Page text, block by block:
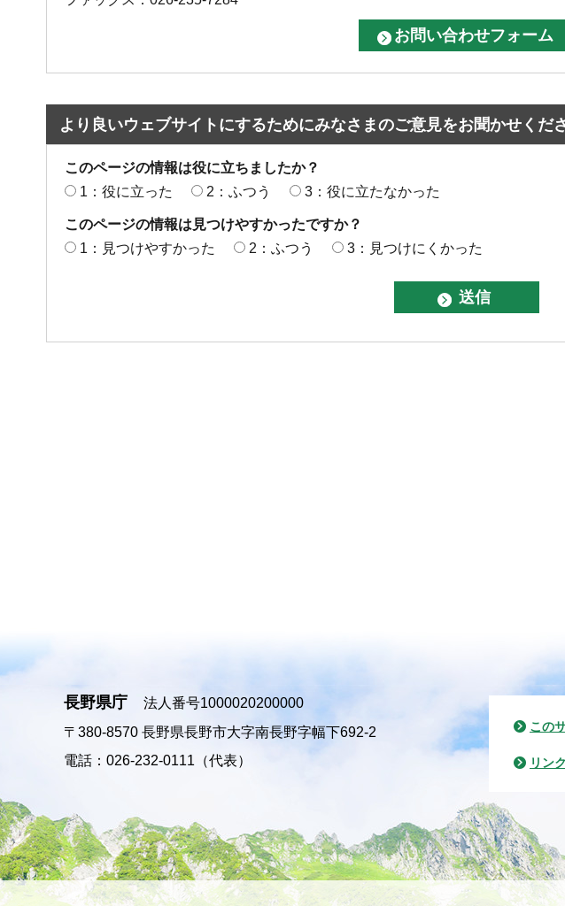
より良いウェブサイトにするためにみなさまのご意見をお聞かせくだ
このページの情報は役に立ちましたか？
1：役に立った
2：ふつう 3：役に立たなかった
このページの情報は見つけやすかったですか？
1：見つけやすかった
2：ふつう 3：見つけにくかった
長野県庁
法人番号1000020200000
〒380-8570 長野県長野市大字南長野字幅下692-2
電話：026-232-0111（代表）
この
リン